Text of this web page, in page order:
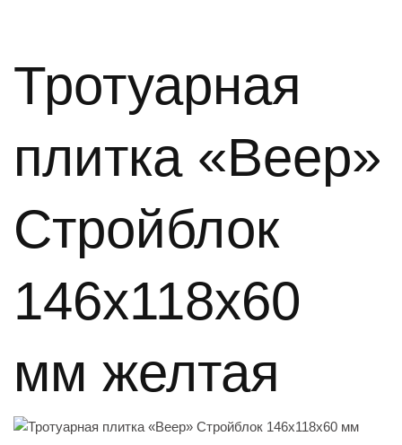
Тротуарная
плитка «Веер»
Стройблок
146х118х60
мм желтая